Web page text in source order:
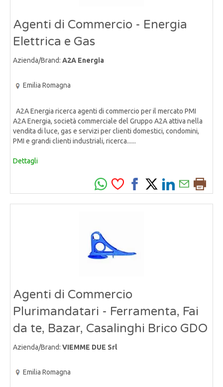
Agenti di Commercio - Energia
Elettrica e Gas
Azienda/Brand: A2A Energia
Emilia Romagna
A2A Energia ricerca agenti di commercio per il mercato PMI
A2A Energia, società commerciale del Gruppo A2A attiva nella
vendita di luce, gas e servizi per clienti domestici, condomini,
PMI e grandi clienti industriali, ricerca......
Dettagli
Agenti di Commercio
Plurimandatari - Ferramenta, Fai
da te, Bazar, Casalinghi Brico GDO
Azienda/Brand: VIEMME DUE Srl
Emilia Romagna